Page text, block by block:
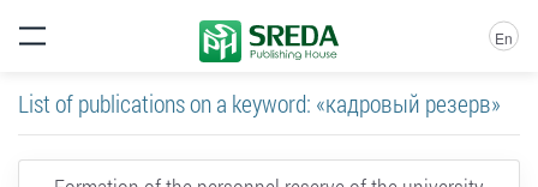
En
List of publications on a keyword: «кадровый резерв»